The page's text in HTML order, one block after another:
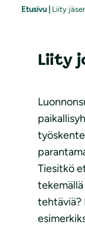
Etusivu Liity
Liity
Tiesitkö
tehtäviä?